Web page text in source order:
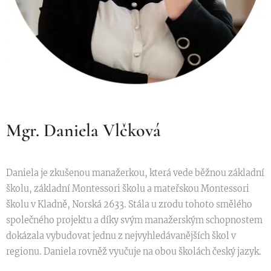
Mgr. Daniela Vlčková
Daniela je zkušenou manažerkou, která vede běžnou základní
školu, základní Montessori školu a mateřskou Montessori
školu v Kladně, Norská 2633. Stála u zrodu tohoto smělého
společného projektu a díky svým manažerským schopnostem
dokázala vybudovat jednu z nejvyhledávanějších škol v
regionu. Daniela rovněž vyučuje na obou školách český jazyk.